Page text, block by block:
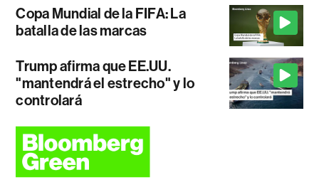
Copa Mundial de la FIFA: La
batalla de las marcas
Trump afirma que EE.UU.
"mantendrá el estrecho" y lo
controlará